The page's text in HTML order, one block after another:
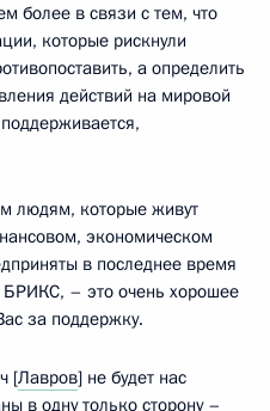
более в связи с тем, что
которые рискнули
а определить
действий на мировой
людям, которые живут
экономическом
в последнее время
– это очень хорошее
за поддержку.
[Лавров] не будет нас
в одну только сторону –